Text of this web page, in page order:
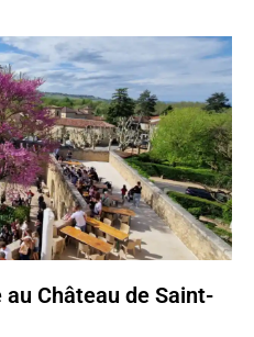
Château de Saint-